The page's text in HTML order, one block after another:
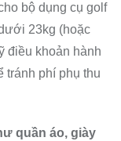
bộ dụng cụ golf
23kg (hoặc
điều khoản hành
tránh phí phụ thu
quần áo, giày